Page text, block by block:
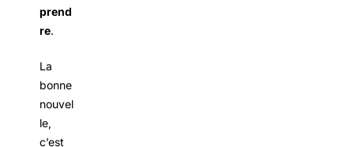
prend
re.
La
bonne
nouvel
le,
c’est